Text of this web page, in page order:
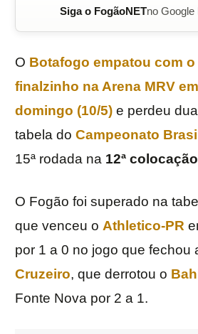
Siga o FogãoNETno
O Botafogo empatou com o
finalzinho na Arena MRV
domingo (10/5) e perdeu
tabela do Campeonato
15ª rodada na 12ª colocação
O Fogão foi superado na
que venceu o Athletico-PR
por 1 a 0 no jogo que fechou
Cruzeiro, que derrotou o
Fonte Nova por 2 a 1.